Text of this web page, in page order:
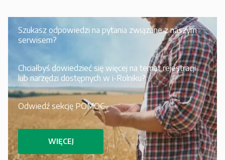
Szukasz odpowiedzi na pytania związane z naszym
serwisem?
Chciałbyś dowiedzieć się więcej na temat rejestracji
lub narzędzi dostępnych w i-Rolniku?
Odwiedź sekcję POMOC
WIĘCEJ